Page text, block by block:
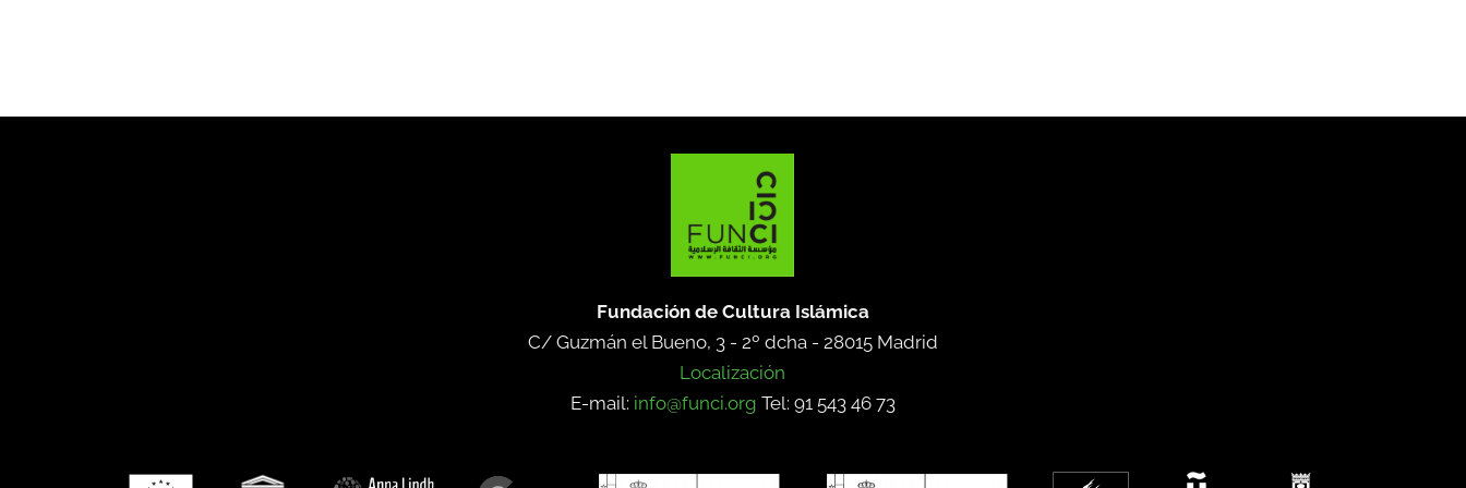
Fundación de Cultura Islámica
C/ Guzmán el Bueno, 3 - 2º dcha - 28015 Madrid
Localización
E-mail: info@funci.org Tel: 91 543 46 73